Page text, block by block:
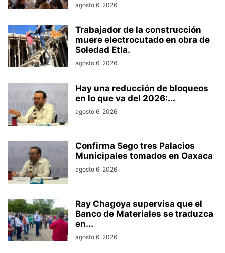
agosto 6, 2026
Trabajador de la construcción
muere electrocutado en obra de
Soledad Etla.
agosto 6, 2026
Hay una reducción de bloqueos
en lo que va del 2026:...
agosto 6, 2026
Confirma Sego tres Palacios
Municipales tomados en Oaxaca
agosto 6, 2026
Ray Chagoya supervisa que el
Banco de Materiales se traduzca
en...
agosto 6, 2026